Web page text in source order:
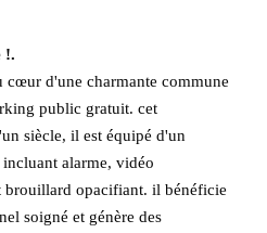
!.
cœur d'une charmante commune
public gratuit. cet
siècle, il est équipé d'un
alarme, vidéo
brouillard opacifiant. il bénéficie
soigné et génère des